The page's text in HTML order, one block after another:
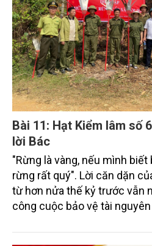
Bài 11: Hạt Kiểm lâm số
lời Bác
"Rừng là vàng, nếu mình
rừng rất quý". Lời căn dặn
từ hơn nửa thế kỷ trước vẫn
công cuộc bảo vệ tài